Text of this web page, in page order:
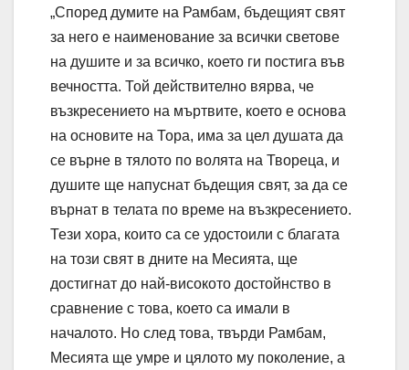
„Според думите на Рамбам, бъдещият свят
за него е наименование за всички светове
на душите и за всичко, което ги постига във
вечността. Той действително вярва, че
възкресението на мъртвите, което е основа
на основите на Тора, има за цел душата да
се върне в тялото по волята на Твореца, и
душите ще напуснат бъдещия свят, за да се
върнат в телата по време на възкресението.
Тези хора, които са се удостоили с благата
на този свят в дните на Месията, ще
достигнат до най-високото достойнство в
сравнение с това, което са имали в
началото. Но след това, твърди Рамбам,
Месията ще умре и цялото му поколение, а